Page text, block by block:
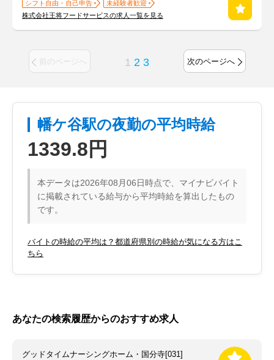
シフト自由・自己申告
未経験者歓迎
株式会社王将フードサービスの求人一覧を見る
前のページへ 1 2 3 次のページへ
幡ケ谷駅の夜勤の平均時給
1339.8円
本データは2026年08月06日時点で、マイナビバイト
に掲載されている給与から平均時給を算出したもの
です。
バイトの時給の平均は？都道府県別の時給が気になる方はこ
ちら
あなたの検索履歴からのおすすめ求人
グッドタイムナーシングホーム・国分寺[031]